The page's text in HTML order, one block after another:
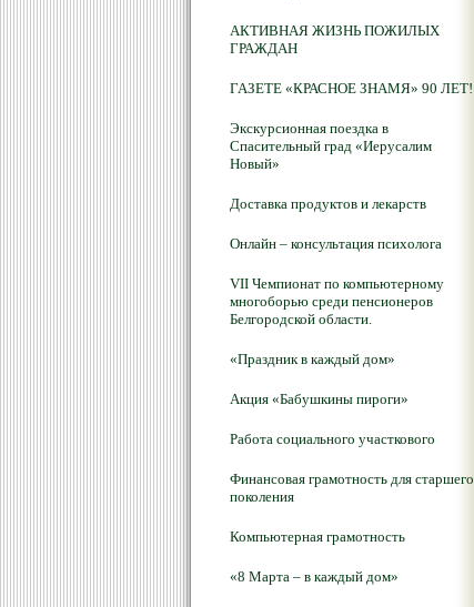
АКТИВНАЯ ЖИЗНЬ ПОЖИЛЫХ
ГРАЖДАН
ГАЗЕТЕ «КРАСНОЕ ЗНАМЯ» 90 ЛЕТ!
Экскурсионная поездка в
Спасительный град «Иерусалим
Новый»
Доставка продуктов и лекарств
Онлайн – консультация психолога
VII Чемпионат по компьютерному
многоборью среди пенсионеров
Белгородской области.
«Праздник в каждый дом»
Акция «Бабушкины пироги»
Работа социального участкового
Финансовая грамотность для старшего
поколения
Компьютерная грамотность
«8 Марта – в каждый дом»